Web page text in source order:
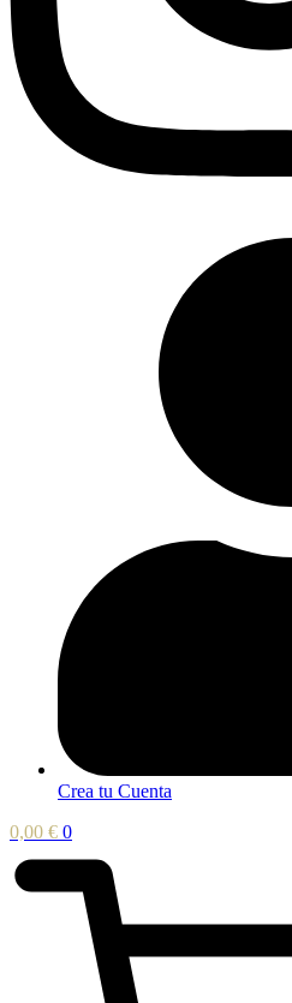
Crea tu Cuenta
0,00 € 0